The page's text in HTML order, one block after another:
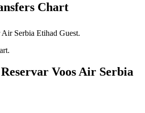
Chart
Air Serbia Etihad Guest.
Voos Air Serbia